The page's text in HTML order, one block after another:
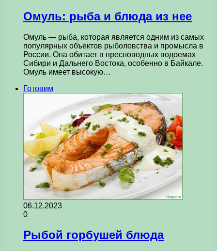
Омуль: рыба и блюда из нее
Омуль — рыба, которая является одним из самых
популярных объектов рыболовства и промысла в
России. Она обитает в пресноводных водоемах
Сибири и Дальнего Востока, особенно в Байкале.
Омуль имеет высокую…
Готовим
06.12.2023
0
Рыбой горбушей блюда